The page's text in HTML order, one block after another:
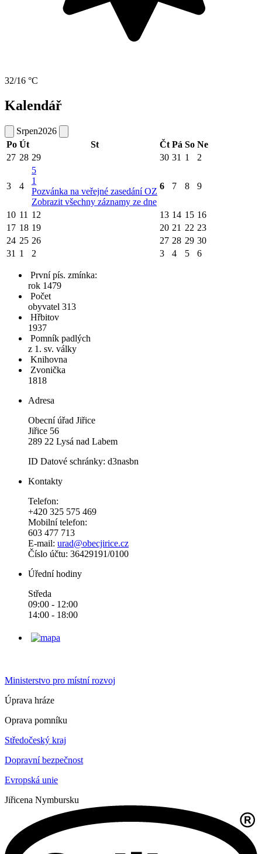
32/16 °C
Kalendář
Srpen2026
Po Út St Čt Pá So Ne
27 28 29 30 31 1 2
3 4
5
1
Pozvánka na veřejné zasedání OZ
Zobrazit všechny záznamy ze dne
6 7 8 9
10 11 12 13 14 15 16
17 18 19 20 21 22 23
24 25 26 27 28 29 30
31 1 2 3 4 5 6
První pís. zmínka:
rok 1479
Počet
obyvatel 313
Hřbitov
1937
Pomník padlých
z 1. sv. války
Knihovna
Zvonička
1818
Adresa
Obecní úřad Jiřice
Jiřice 56
289 22 Lysá nad Labem
ID Datové schránky: d3nasbn
Kontakty
Telefon:
+420 325 575 469
Mobilní telefon:
603 477 713
E-mail: urad@obecjirice.cz
Číslo účtu: 36429191/0100
Úřední hodiny
Středa
09:00 - 12:00
14:00 - 18:00
Ministerstvo pro místní rozvoj
Úprava hráze
Oprava pomníku
Středočeský kraj
Dopravní bezpečnost
Evropská unie
Jiřicena Nymbursku